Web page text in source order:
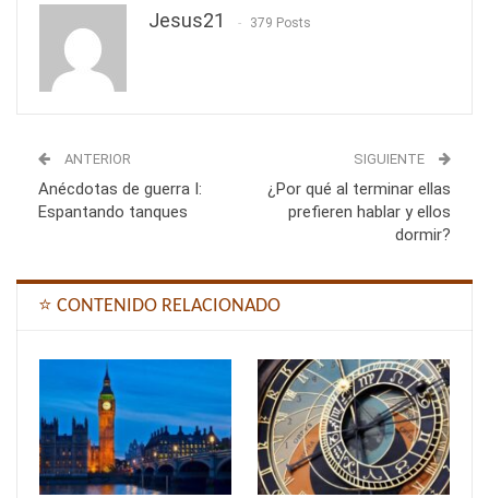
Jesus21 379 Posts
ANTERIOR
Anécdotas de guerra I:
Espantando tanques
SIGUIENTE
¿Por qué al terminar ellas
prefieren hablar y ellos
dormir?
⭐ CONTENIDO RELACIONADO